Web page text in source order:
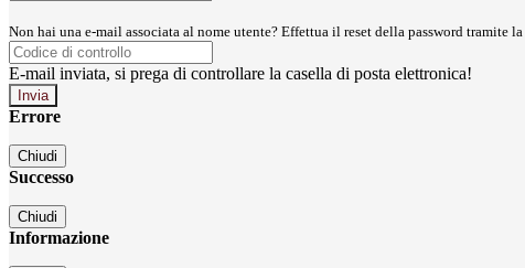
Non hai una e-mail associata al nome utente? Effettua il reset della password tramite la
E-mail inviata, si prega di controllare la casella di posta elettronica!
Errore
Chiudi
Successo
Chiudi
Informazione